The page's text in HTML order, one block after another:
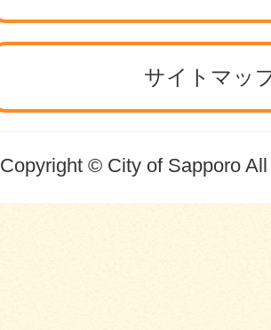
サイトマッ
Copyright © City of Sapporo